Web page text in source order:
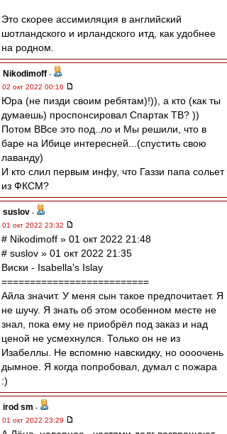
Это скорее ассимиляция в английский
шотландского и ирландского итд, как удобнее
на родном.
Nikodimoff -
02 окт 2022 00:16
Юра (не пизди своим ребятам)!)), а кто (как ты
думаешь) проспонсировал Спартак ТВ? ))
Потом ВВсе это под..ло и Мы решили, что в
баре на Ибице интересней...(спустить свою
лаванду)
И кто слил первым инфу, что Газзи папа сольет
из ФКСМ?
suslov -
01 окт 2022 23:32
# Nikodimoff » 01 окт 2022 21:48
# suslov » 01 окт 2022 21:35
Виски - Isabella’s Islay
==========================
Айла значит. У меня сын такое предпочитает. Я
не шучу. Я знать об этом особенном месте не
знал, пока ему не приобрёл под заказ и над
ценой не усмехнулся. Только он не из
Изабеллы. Не вспомню навскидку, но оооочень
дымное. Я когда попробовал, думал с пожара
:)
irod sm -
01 окт 2022 23:29